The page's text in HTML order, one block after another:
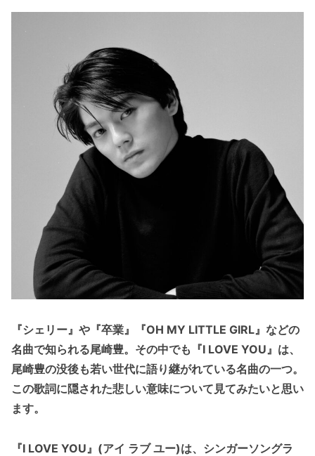
『シェリー』や『卒業』『OH MY LITTLE GIRL』などの
名曲で知られる尾崎豊。その中でも『I LOVE YOU』は、
尾崎豊の没後も若い世代に語り継がれている名曲の一つ。
この歌詞に隠された悲しい意味について見てみたいと思い
ます。
『I LOVE YOU』(アイ ラブ ユー)は、シンガーソングラ